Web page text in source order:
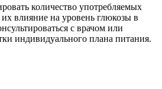
количество употребляемых
влияние на уровень глюкозы в
с врачом или
индивидуального плана питания.